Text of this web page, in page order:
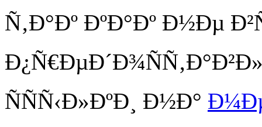
Ñ‚Ð°Ðº ÐºÐ°Ðº Ð½Ðµ
ÑÑÑ‹Ð»ÐºÐ¸ Ð½Ð°